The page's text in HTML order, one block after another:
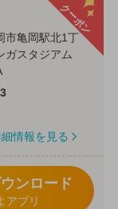
クーポン
市亀岡駅北1丁
ガスタジアム
情報を見る
ンロード
アプリ